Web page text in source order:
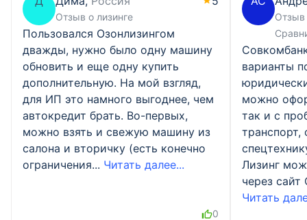
Отзыв о лизинге
Пользовался Озонлизингом
дважды, нужно было одну машину
обновить и еще одну купить
дополнительную. На мой взгляд,
для ИП это намного выгоднее, чем
автокредит брать. Во-первых,
можно взять и свежую машину из
салона и вторичку (есть конечно
ограничения... Читать далее...
0
Отзыв
варианты
можно
так и с
транспорт,
Лизинг
через сайт
Читать